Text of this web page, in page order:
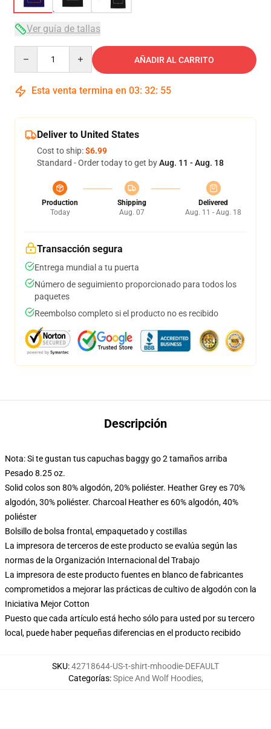
Ver guía de tallas
AÑADIR AL CARRITO
Esta venta termina en 03: 32: 54
Deliver to United States
Cost to ship:$6.99
Standard - Order today to get byAug. 11 - Aug. 18
Production
Today
Shipping
Aug. 07
Delivered
Aug. 11 - Aug. 18
Transacción segura
Entrega mundial a tu puerta
Número de seguimiento proporcionado para todos los
paquetes
Reembolso completo si el producto no es recibido
Descripción
Nota: Si te gustan tus capuchas baggy go 2 tamaños arriba
Pesado 8.25 oz.
Solid colos son 80% algodón, 20% poliéster. Heather Grey es 70%
algodón, 30% poliéster. Charcoal Heather es 60% algodón, 40%
poliéster
Bolsillo de bolsa frontal, empaquetado y costillas
La impresora de terceros de este producto se evalúa según las
normas de la Organización Internacional del Trabajo
La impresora de este producto fuentes en blanco de fabricantes
comprometidos a mejorar las prácticas de cultivo de algodón con la
Iniciativa Mejor Cotton
Puesto que cada artículo está hecho sólo para usted por su tercero
local, puede haber pequeñas diferencias en el producto recibido
SKU:42718644-US-t-shirt-mhoodie-DEFAULT
Categorías:Spice And Wolf Hoodies,